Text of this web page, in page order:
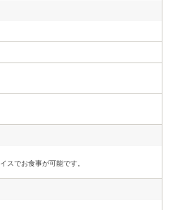
イスでお食事が可能です。